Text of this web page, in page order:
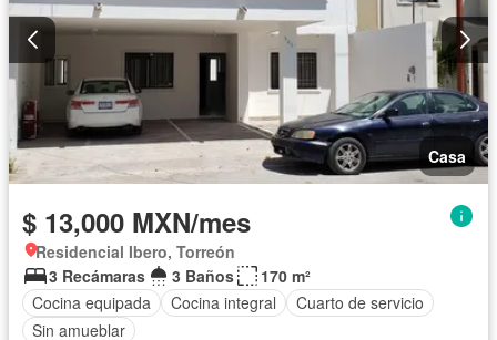
Casa
$ 13,000 MXN/mes
Residencial Ibero, Torreón
3 Recámaras
3 Baños
170 m²
Cocina equipada
Cocina integral
Cuarto de servicio
Sin amueblar